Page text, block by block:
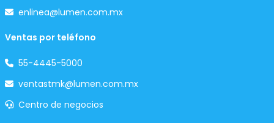
enlinea@lumen.com.mx
Ventas por teléfono
55-4445-5000
ventastmk@lumen.com.mx
Centro de negocios